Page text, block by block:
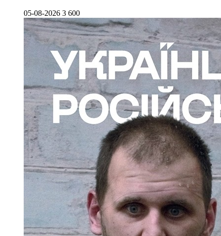
05-08-2026 3 600